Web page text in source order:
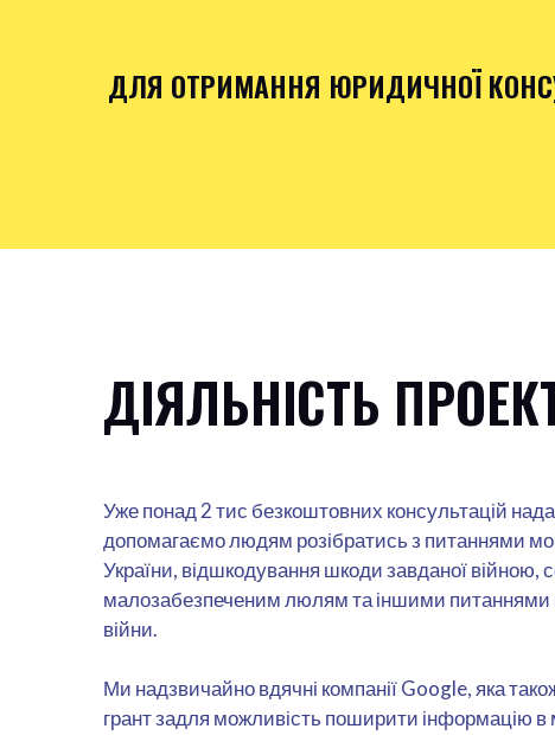
ДЛЯ ОТРИМАННЯ ЮРИДИЧНОЇ
ДІЯЛЬНІСТЬ
Уже понад 2 тис безкоштовних консультацій
допомагаємо людям розібратись з питаннями
України, відшкодування шкоди завданої війною,
малозабезпеченим люлям та іншими питаннями
війни.
Ми надзвичайно вдячні компанії Google, яка
грант задля можливість поширити інформацію в